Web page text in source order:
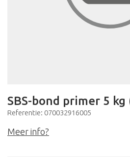
SBS-bond primer 5 kg
Referentie: 070032916005
Meer info?